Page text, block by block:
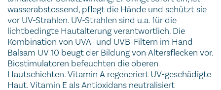
wasserabstossend, pflegt die Hände und schützt sie
vor UV-Strahlen. UV-Strahlen sind u.a. für die
lichtbedingte Hautalterung verantwortlich. Die
Kombination von UVA- und UVB-Filtern im Hand
Balsam UV 10 beugt der Bildung von Altersflecken vor.
Biostimulatoren befeuchten die oberen
Hautschichten. Vitamin A regeneriert UV-geschädigte
Haut. Vitamin E als Antioxidans neutralisiert